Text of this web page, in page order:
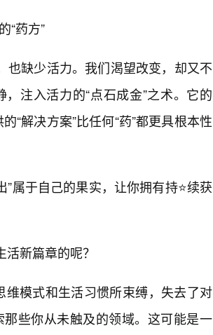
“药方”
也缺少活力。我们渴望改变，却又不
注入活力的“点石成金”之术。它的
“解决方案”比任何“药”都更具根本性
”属于自己的果实，让你拥有持⭐续获
新篇章的呢？
维模式和生活习惯所束缚，失去了对
些你从未触及的领域。这可能是一